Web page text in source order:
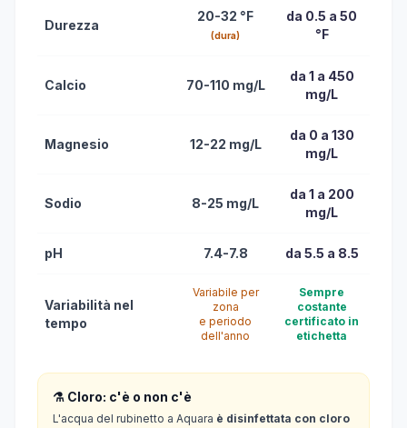
Durezza
20-32 °F
(dura)
da 0.5 a 50
°F
Calcio 70-110 mg/L
da 1 a 450
mg/L
Magnesio 12-22 mg/L
da 0 a 130
mg/L
Sodio 8-25 mg/L
da 1 a 200
mg/L
pH 7.4-7.8 da 5.5 a 8.5
Variabilità nel
tempo
Variabile per
zona
e periodo
dell'anno
Sempre
costante
certificato in
etichetta
⚗️ Cloro: c'è o non c'è
L'acqua del rubinetto a Aquara è disinfettata con cloro